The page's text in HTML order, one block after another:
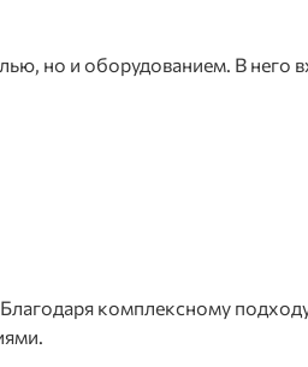
но и оборудованием. В него
комплексному